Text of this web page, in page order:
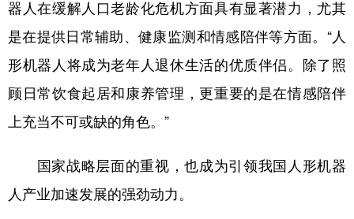
器人在缓解人口老龄化危机方面具有显著潜力，尤其
是在提供日常辅助、健康监测和情感陪伴等方面。“人
形机器人将成为老年人退休生活的优质伴侣。除了照
顾日常饮食起居和康养管理，更重要的是在情感陪伴
上充当不可或缺的角色。”
国家战略层面的重视，也成为引领我国人形机器
人产业加速发展的强劲动力。